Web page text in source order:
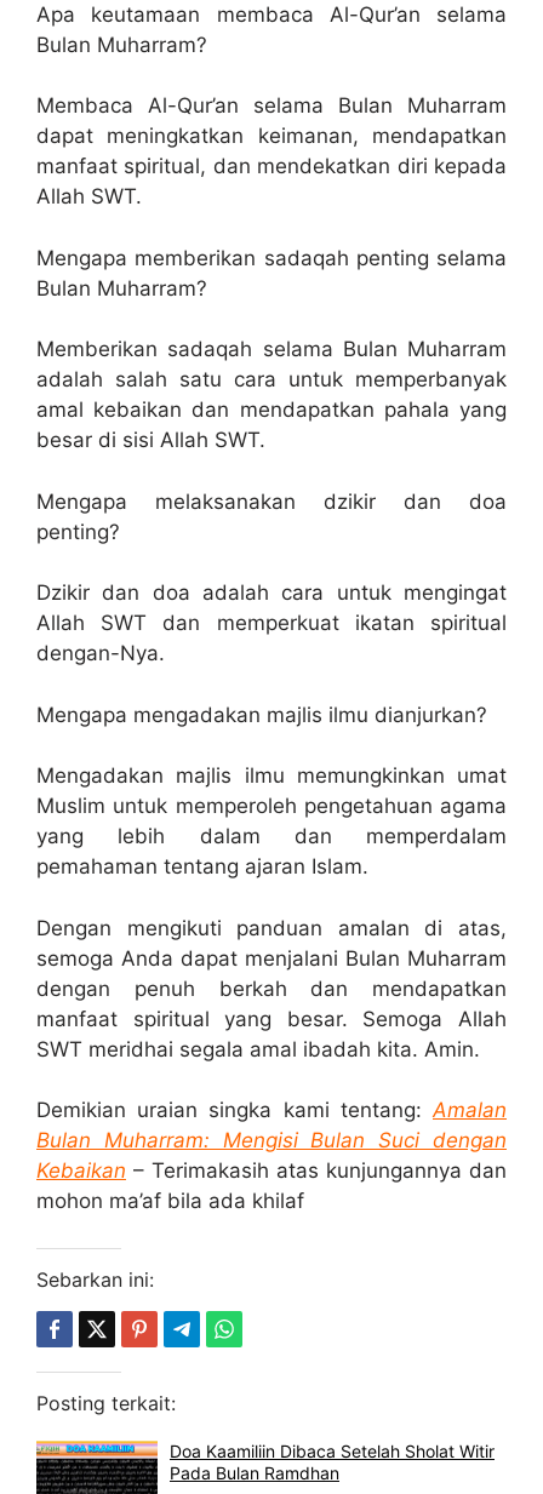
Apa keutamaan membaca Al-Qur’an selama
Bulan Muharram?
Membaca Al-Qur’an selama Bulan Muharram
dapat meningkatkan keimanan, mendapatkan
manfaat spiritual, dan mendekatkan diri kepada
Allah SWT.
Mengapa memberikan sadaqah penting selama
Bulan Muharram?
Memberikan sadaqah selama Bulan Muharram
adalah salah satu cara untuk memperbanyak
amal kebaikan dan mendapatkan pahala yang
besar di sisi Allah SWT.
Mengapa melaksanakan dzikir dan doa
penting?
Dzikir dan doa adalah cara untuk mengingat
Allah SWT dan memperkuat ikatan spiritual
dengan-Nya.
Mengapa mengadakan majlis ilmu dianjurkan?
Mengadakan majlis ilmu memungkinkan umat
Muslim untuk memperoleh pengetahuan agama
yang lebih dalam dan memperdalam
pemahaman tentang ajaran Islam.
Dengan mengikuti panduan amalan di atas,
semoga Anda dapat menjalani Bulan Muharram
dengan penuh berkah dan mendapatkan
manfaat spiritual yang besar. Semoga Allah
SWT meridhai segala amal ibadah kita. Amin.
Demikian uraian singka kami tentang:Amalan
Bulan Muharram: Mengisi Bulan Suci dengan
Kebaikan – Terimakasih atas kunjungannya dan
mohon ma’af bila ada khilaf
Sebarkan ini:
Posting terkait:
Doa Kaamiliin Dibaca Setelah Sholat Witir
Pada Bulan Ramdhan